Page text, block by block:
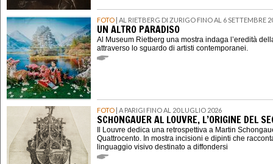
FOTO | AL RIETBERG DI ZURIGO FINO AL 6 SETTEMBRE
UN ALTRO PARADISO
Al Museum Rietberg una mostra indaga l’eredità
attraverso lo sguardo di artisti contemporanei.
FOTO | A PARIGI FINO AL 20 LUGLIO 2026
SCHONGAUER AL LOUVRE, L’ORIGINE DEL
Il Louvre dedica una retrospettiva a Martin
Quattrocento. In mostra incisioni e dipinti che
linguaggio visivo destinato a diffondersi